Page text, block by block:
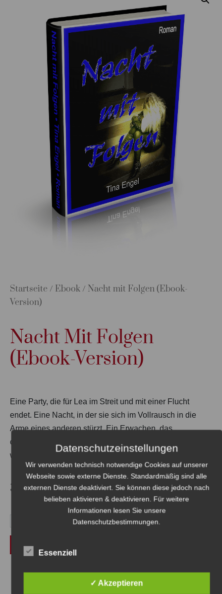
Startseite / Ebook / Nacht mit Folgen (Ebook-
Version)
Nacht Mit Folgen
(Ebook-Version)
Eine Party, die für Lea im Streit und mit einer Flucht
endet. Eine Nacht, in der sie sich im Vollrausch in die
Arme eines anderen stürzt. Ein Erwachen, das
chaotischer nicht sein kann. Eine Entscheidung – nur…
wer ist Mr. Right?
3,99€
In den Warenkorb
Datenschutzeinstellungen
Wir verwenden technisch notwendige Cookies auf unserer
Webseite sowie externe Dienste. Standardmäßig sind alle
externen Dienste deaktiviert. Sie können diese jedoch nach
belieben aktivieren & deaktivieren. Für weitere
Informationen lesen Sie unsere
Datenschutzbestimmungen
Essenziell
✓ Akzeptieren